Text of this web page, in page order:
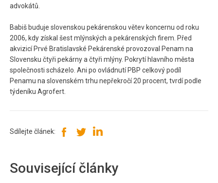
advokátů.
Babiš buduje slovenskou pekárenskou větev koncernu od roku
2006, kdy získal šest mlýnských a pekárenských firem. Před
akvizicí Prvé Bratislavské Pekárenské provozoval Penam na
Slovensku čtyři pekárny a čtyři mlýny. Pokrytí hlavního města
společnosti scházelo. Ani po ovládnutí PBP celkový podíl
Penamu na slovenském trhu nepřekročí 20 procent, tvrdí podle
týdeníku Agrofert.
Sdílejte článek:
Související články